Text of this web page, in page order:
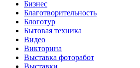
Бизнес
Благотворительность
Блоготур
Бытовая техника
Видео
Викторина
Выставка фоторабот
Выставки